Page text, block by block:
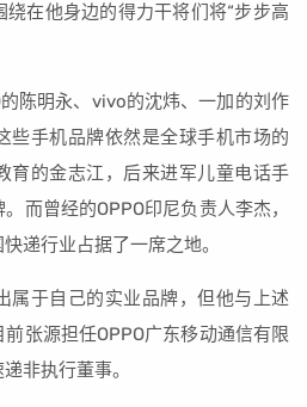
在他身边的得力干将们将“步步高
陈明永、vivo的沈炜、一加的刘作
些手机品牌依然是全球手机市场的
育的金志江，后来进军儿童电话手
而曾经的OPPO印尼负责人李杰，
递行业占据了一席之地。
属于自己的实业品牌，但他与上述
张源担任OPPO广东移动通信有限
非执行董事。